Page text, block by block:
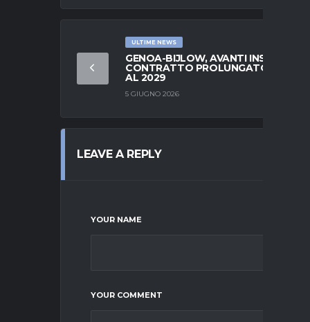
ULTIME NEWS
GENOA-BIJLOW, AVANTI INSIEME:
CONTRATTO PROLUNGATO FINO
AL 2029
5 GIUGNO 2026
LEAVE A REPLY
YOUR NAME
YOUR COMMENT